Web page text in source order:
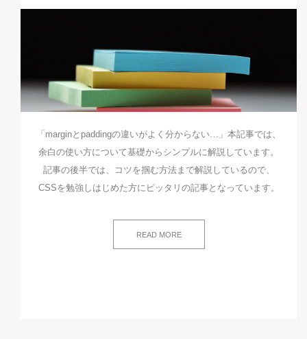
「marginとpaddingの違いがよく分からない…」本記事では、
余白の使い方について基礎からシンプルに解説しています。
記事の後半では、コツを掴む方法まで解説しているので、
CSSを勉強しはじめた方にピッタリの記事となっています。
READ MORE